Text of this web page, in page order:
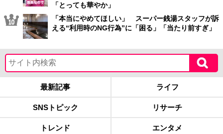
「とっても華やか」
「本当にやめてほしい」 スーパー銭湯スタッフが訴
える“利用時のNG行為”に「困る」「当たり前すぎ」
最新記事 ライフ
SNSトピック リサーチ
トレンド エンタメ